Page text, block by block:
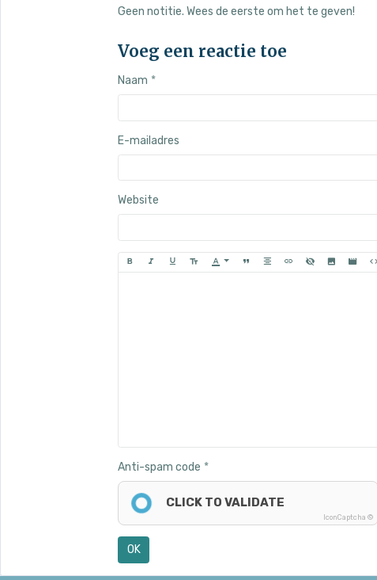
Geen notitie. Wees de eerste om het te geven!
Voeg een reactie toe
Naam
E-mailadres
Website
Anti-spam code
CLICK TO VALIDATE
IconCaptcha ©
OK